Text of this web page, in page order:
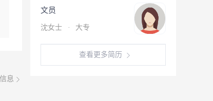
息
文员
沈女士 · 大专
查看更多简历